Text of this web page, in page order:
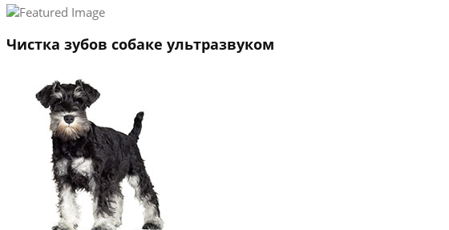
Чистка зубов собаке ультразвуком